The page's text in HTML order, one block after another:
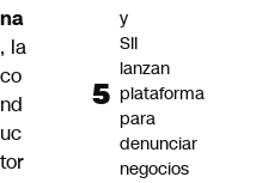
na
, la
co
nd
uc
tor
y
SII
lanzan
plataforma
para
denunciar
negocios